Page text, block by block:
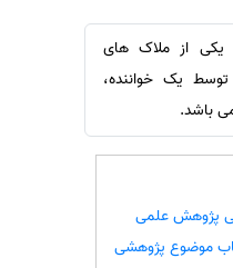
یکی از ملاک های
یک خواننده،
باشد.
پژوهش علمی
موضوع پژوهشی